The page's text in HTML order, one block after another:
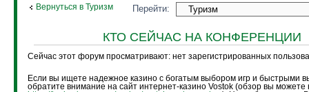
Вернуться в Туризм Перейти:
КТО СЕЙЧАС НА КОНФЕРЕНЦИИ
Сейчас этот форум просматривают: нет зарегистрированных
Если вы ищете надежное казино с богатым выбором игр и быстрыми
обратите внимание на сайт интернет-казино Vostok (обзор вы можете